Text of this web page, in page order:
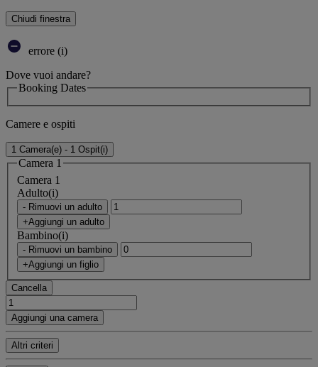
Chiudi finestra
errore (i)
Dove vuoi andare?
Booking Dates
Camere e ospiti
1 Camera(e) - 1 Ospit(i)
Camera 1
Camera 1
Adulto(i)
- Rimuovi un adulto
+Aggiungi un adulto
Bambino(i)
- Rimuovi un bambino
+Aggiungi un figlio
Cancella
Aggiungi una camera
Altri criteri